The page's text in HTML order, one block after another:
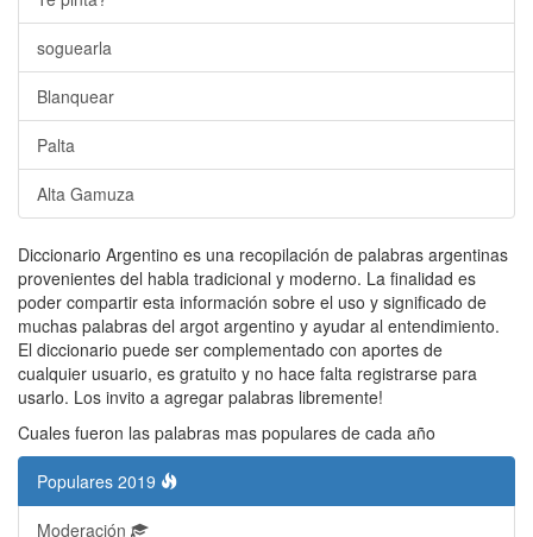
soguearla
Blanquear
Palta
Alta Gamuza
Diccionario Argentino es una recopilación de palabras argentinas
provenientes del habla tradicional y moderno. La finalidad es
poder compartir esta información sobre el uso y significado de
muchas palabras del argot argentino y ayudar al entendimiento.
El diccionario puede ser complementado con aportes de
cualquier usuario, es gratuito y no hace falta registrarse para
usarlo. Los invito a agregar palabras libremente!
Cuales fueron las palabras mas populares de cada año
Populares 2019
Moderación